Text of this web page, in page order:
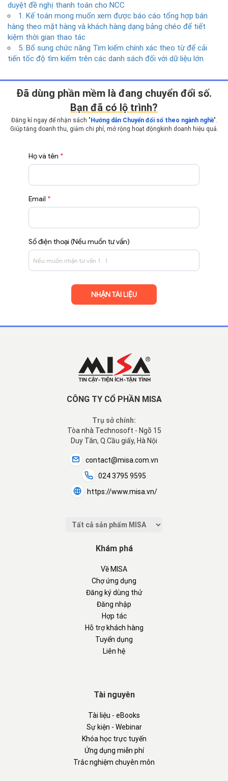
duyệt đề nghị thanh toán cho NCC
1. Kế toán mong muốn xem được báo cáo tổng hợp bán
hàng theo mặt hàng và khách hàng dạng bảng chéo để tiết
kiệm thời gian thao tác
5. Bổ sung chức năng Tìm kiếm chính xác theo từ để cải
tiến tốc độ tìm kiếm trên các danh sách đối với dữ liệu lớn
Ðã dùng phần mềm là đang chuyển đổi số.
Bạn đã có lộ trình?
Đăng kí ngay để nhận sách " Hướng dẫn Chuyển đổi số theo ngành nghề".
Giúp tăng doanh thu, giảm chi phí, mở rộng hoạt động kinh doanh hiệu quả.
Họ và tên *
Email *
Số điện thoại (Nếu muốn tư vấn)
CÔNG TY CỔ PHẦN MISA
Trụ sở chính:
Tòa nhà Technosoft - Ngõ 15
Duy Tân, Q.Cầu giấy, Hà Nội
contact@misa.com.vn
024 3795 9595
https://www.misa.vn/
Khám phá
Về MISA
Chợ ứng dụng
Đăng ký dùng thử
Đăng nhập
Hợp tác
Hỗ trợ khách hàng
Tuyển dụng
Liên hệ
Tài nguyên
Tài liệu - eBooks
Sự kiện - Webinar
Khóa học trực tuyến
Ứng dụng miễn phí
Trắc nghiệm chuyên môn